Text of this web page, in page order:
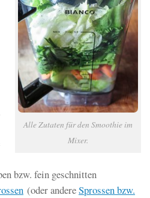
Alle Zutaten für den Smoothie im
Mixer.
bzw. fein geschnitten
(oder andereSprossen bzw.